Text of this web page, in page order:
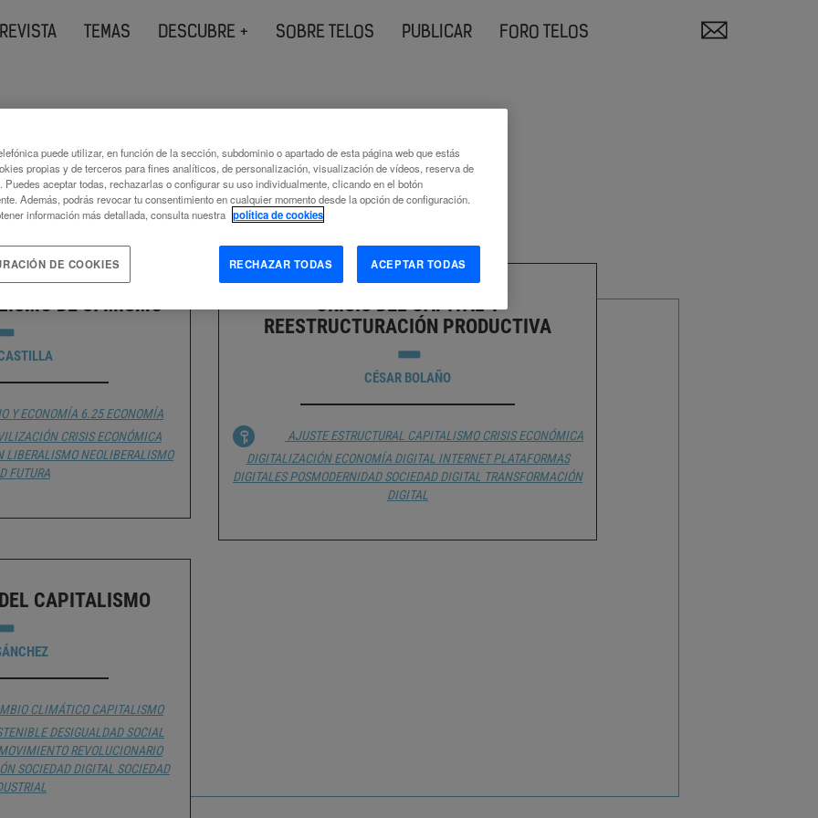
REVISTA TEMAS DESCUBRE + SOBRE TELOS PUBLICAR FORO TELOS
como
DE SÍ MISMO
Y ECONOMÍA 6.25 ECONOMÍA
CRISIS ECONÓMICA
LIBERALISMO NEOLIBERALISMO
FUTURA
CRISIS DEL CAPITAL Y
REESTRUCTURACIÓN PRODUCTIVA
CÉSAR BOLAÑO
AJUSTE ESTRUCTURAL CAPITALISMO CRISIS ECONÓMICA
DIGITALIZACIÓN ECONOMÍA DIGITAL INTERNET PLATAFORMAS
DIGITALES POSMODERNIDAD SOCIEDAD DIGITAL TRANSFORMACIÓN
DIGITAL
CAPITALISMO
CLIMÁTICO CAPITALISMO
DESIGUALDAD SOCIAL
REVOLUCIONARIO
SOCIEDAD DIGITAL SOCIEDAD
puede utilizar, en función de la sección, subdominio o apartado de esta página web que estás
propias y de terceros para fines analíticos, de personalización, visualización de vídeos, reserva de
Puedes aceptar todas, rechazarlas o configurar su uso individualmente, clicando en el botón
Además, podrás revocar tu consentimiento en cualquier momento desde la opción de configuración.
información más detallada, consulta nuestra política de cookies
RECHAZAR TODAS ACEPTAR TODAS
DE COOKIES